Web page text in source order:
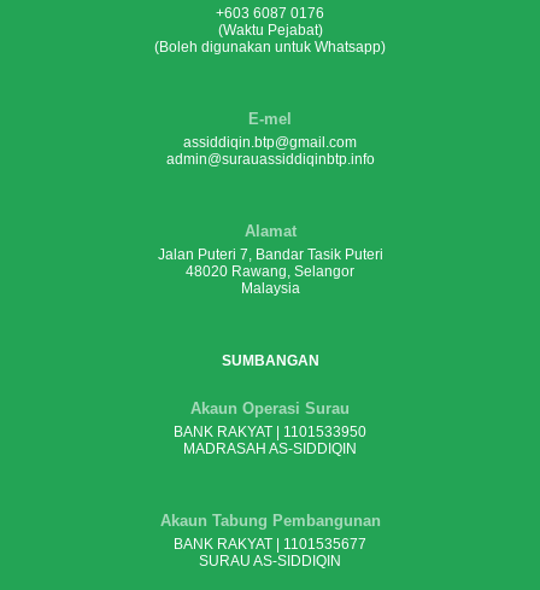
+603 6087 0176
(Waktu Pejabat)
(Boleh digunakan untuk Whatsapp)
E-mel
assiddiqin.btp@gmail.com
admin@surauassiddiqinbtp.info
Alamat
Jalan Puteri 7, Bandar Tasik Puteri
48020 Rawang, Selangor
Malaysia
SUMBANGAN
Akaun Operasi Surau
BANK RAKYAT | 1101533950
MADRASAH AS-SIDDIQIN
Akaun Tabung Pembangunan
BANK RAKYAT | 1101535677
SURAU AS-SIDDIQIN